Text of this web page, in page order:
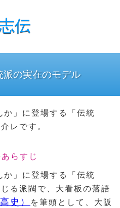
伝
派の実在のモデル
」に登場する「伝統
レです。
らすじ
」に登場する「伝統
る派閥で、大看板の落語
史）
を筆頭として、大阪